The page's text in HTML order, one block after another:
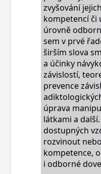
zvyšování
kompetencí či
úrovně
sem v prvé
širším slova
a účinky
závislostí,
prevence
úprava
látkami a
dostupných
rozvinout
kompetence,
i odborné